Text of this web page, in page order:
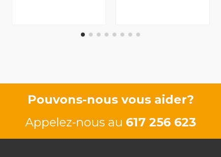
Pouvons-nous vous aider?
Appelez-nous au 617 256 623